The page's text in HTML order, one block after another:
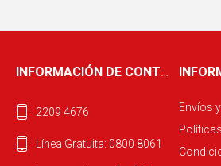
INFORMACIÓN DE CONTACTO
2209 4676
Línea Gratuita: 0800 8061
Envíos